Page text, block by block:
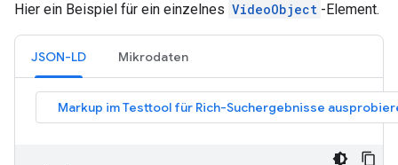
Hier ein Beispiel für ein einzelnes VideoObject -Element.
JSON-LD Mikrodaten